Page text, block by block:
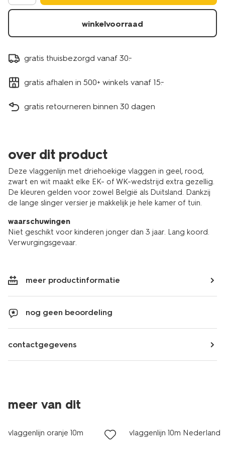
winkelvoorraad
gratis thuisbezorgd vanaf 30.-
gratis afhalen in 500+ winkels vanaf 15.-
gratis retourneren binnen 30 dagen
over dit product
Deze vlaggenlijn met driehoekige vlaggen in geel, rood,
zwart en wit maakt elke EK- of WK-wedstrijd extra gezellig.
De kleuren gelden voor zowel België als Duitsland. Dankzij
de lange slinger versier je makkelijk je hele kamer of tuin.
waarschuwingen
Niet geschikt voor kinderen jonger dan 3 jaar. Lang koord.
Verwurgingsgevaar.
meer productinformatie
nog geen beoordeling
contactgegevens
meer van dit
vlaggenlijn oranje 10m vlaggenlijn 10m Nederland